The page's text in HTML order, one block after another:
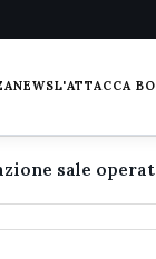
NEWSL'ATTACCA